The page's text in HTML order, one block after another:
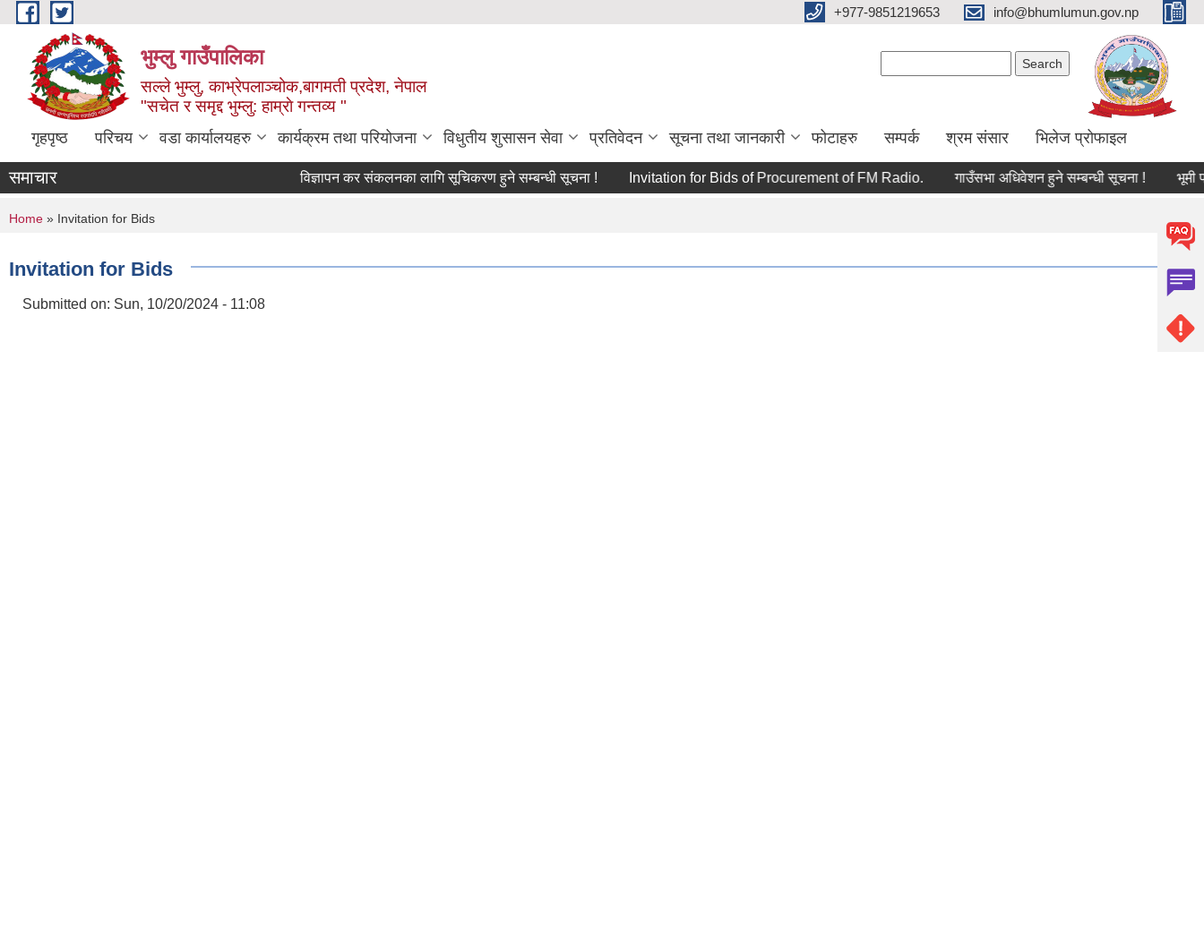
Skip to main content +977-9851219653 info@bhumlumun.gov.np
भुम्लु गाउँपालिका
सल्ले भुम्लु, काभ्रेपलाञ्चोक,बागमती प्रदेश, नेपाल
"सचेत र समृद्द भुम्लु: हाम्राे गन्तव्य "
गृहपृष्ठ परिचय वडा कार्यालयहरु कार्यक्रम तथा परियोजना विधुतीय शुसासन सेवा प्रतिवेदन सूचना तथा जानकारी फोटाहरु सम्पर्क श्रम संसार भिलेज प्रोफाइल
समाचार विज्ञापन कर संकलनका लागि सूचिकरण हुने सम्बन्धी सूचना ! Invitation for Bids of Procurement of FM Radio. गाउँसभा अधिवेशन हुने सम्बन्धी सूचना ! भूमी
You are here
Home » Invitation for Bids
Invitation for Bids
Submitted on: Sun, 10/20/2024 - 11:08